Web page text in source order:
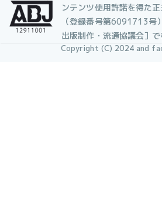
ンテンツ使用許諾を得た
（登録番号第6091713号
出版制作・流通協議会］で
Copyright (C) 2024 and